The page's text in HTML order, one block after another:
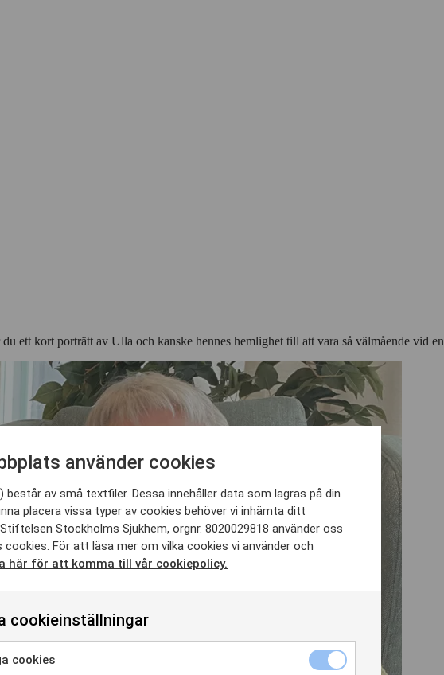
ett kort porträtt av Ulla och kanske hennes hemlighet till att vara så välmående vid
använder cookies
består av små textfiler. Dessa innehåller data som lagras på din
placera vissa typer av cookies behöver vi inhämta ditt
Stockholms Sjukhem, orgnr. 8020029818 använder oss
cookies. För att läsa mer om vilka cookies vi använder och
här för att komma till vår cookiepolicy.
cookieinställningar
cookies
Nödvändiga
cookies